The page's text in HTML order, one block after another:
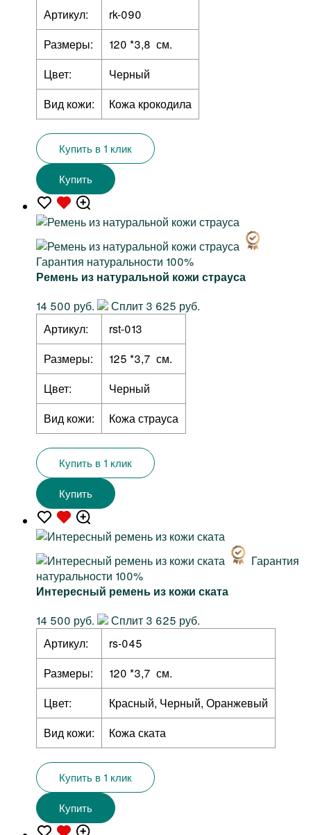
Артикул:
rk-090
Размеры:
120 *3,8 см.
Цвет:
Черный
Вид кожи:
Кожа крокодила
Купить в 1 клик
Купить
Гарантия натуральности 100%
Ремень из натуральной кожи страуса
14 500 руб.
Сплит 3 625 руб.
Артикул:
rst-013
Размеры:
125 *3,7 см.
Цвет:
Черный
Вид кожи:
Кожа страуса
Купить в 1 клик
Купить
Гарантия
натуральности 100%
Интересный ремень из кожи ската
14 500 руб.
Сплит 3 625 руб.
Артикул:
rs-045
Размеры:
120 *3,7 см.
Цвет:
Красный, Черный, Оранжевый
Вид кожи:
Кожа ската
Купить в 1 клик
Купить